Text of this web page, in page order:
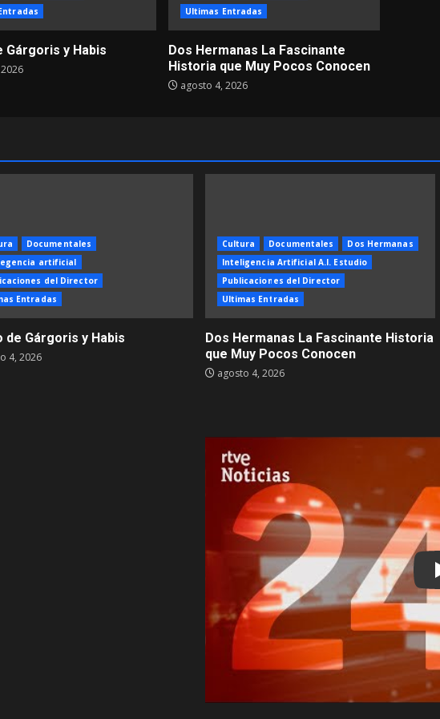
Gárgoris y Habis
Ultimas Entradas
Dos Hermanas La Fascinante
Historia que Muy Pocos Conocen
agosto 4, 2026
Documentales
artificial
del Director
Entradas
de Gárgoris y Habis
4, 2026
Cultura Documentales
Dos Hermanas
Inteligencia Artificial A.I. Estudio
Publicaciones del Director
Ultimas Entradas
Dos Hermanas La Fascinante Historia
que Muy Pocos Conocen
agosto 4, 2026
Play